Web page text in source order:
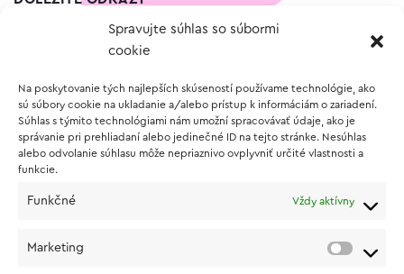
Spravujte súhlas so súbormi
cookie
Na poskytovanie tých najlepších skúseností používame technológie, ako
sú súbory cookie na ukladanie a/alebo prístup k informáciám o zariadení.
Súhlas s týmito technológiami nám umožní spracovávať údaje, ako je
správanie pri prehliadaní alebo jedinečné ID na tejto stránke. Nesúhlas
alebo odvolanie súhlasu môže nepriaznivo ovplyvniť určité vlastnosti a
funkcie.
Funkčné Vždy aktívny
Marketing
Vernostný program
O NÁKUPE
Vrátenie a reklamácia tovaru